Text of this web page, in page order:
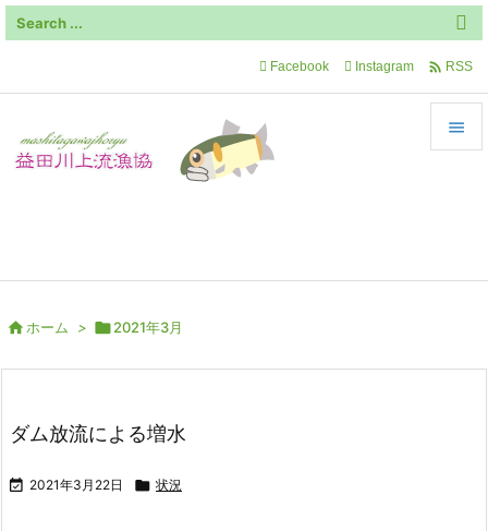


Facebook Instagram  RSS
 ホーム > 2021年3月
ダム放流による増水
 2021年3月22日  状況